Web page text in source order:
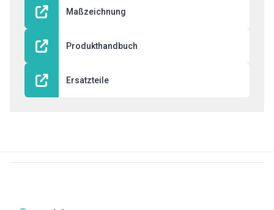
Maßzeichnung
Produkthandbuch
Ersatzteile